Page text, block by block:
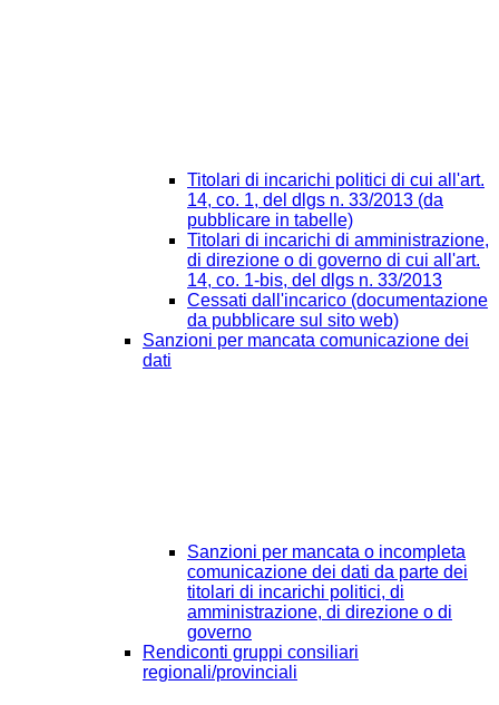
Titolari di incarichi politici di cui all'art.
14, co. 1, del dlgs n. 33/2013 (da
pubblicare in tabelle)
Titolari di incarichi di amministrazione,
di direzione o di governo di cui all'art.
14, co. 1-bis, del dlgs n. 33/2013
Cessati dall'incarico (documentazione
da pubblicare sul sito web)
Sanzioni per mancata comunicazione dei
dati
Sanzioni per mancata o incompleta
comunicazione dei dati da parte dei
titolari di incarichi politici, di
amministrazione, di direzione o di
governo
Rendiconti gruppi consiliari
regionali/provinciali